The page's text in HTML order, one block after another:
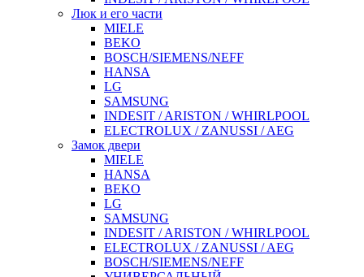
Люк и его части
MIELE
BEKO
BOSCH/SIEMENS/NEFF
HANSA
LG
SAMSUNG
INDESIT / ARISTON / WHIRLPOOL
ELECTROLUX / ZANUSSI / AEG
Замок двери
MIELE
HANSA
BEKO
LG
SAMSUNG
INDESIT / ARISTON / WHIRLPOOL
ELECTROLUX / ZANUSSI / AEG
BOSCH/SIEMENS/NEFF